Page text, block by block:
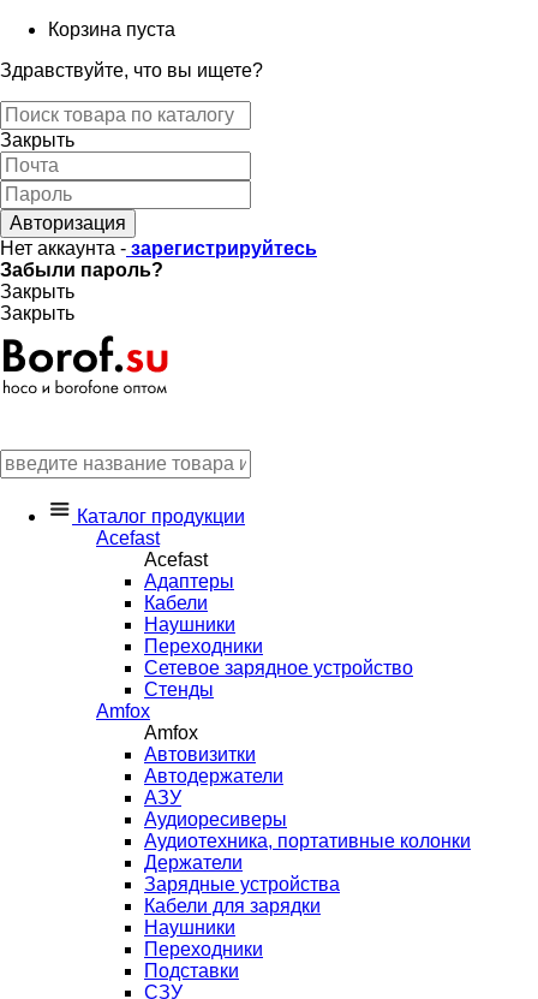
Корзина пуста
Здравствуйте, что вы ищете?
Закрыть
Авторизация
Нет аккаунта - зарегистрируйтесь
Забыли пароль?
Закрыть
Закрыть
Каталог продукции
Acefast
Acefast
Адаптеры
Кабели
Наушники
Переходники
Сетевое зарядное устройство
Стенды
Amfox
Amfox
Автовизитки
Автодержатели
АЗУ
Аудиоресиверы
Аудиотехника, портативные колонки
Держатели
Зарядные устройства
Кабели для зарядки
Наушники
Переходники
Подставки
СЗУ